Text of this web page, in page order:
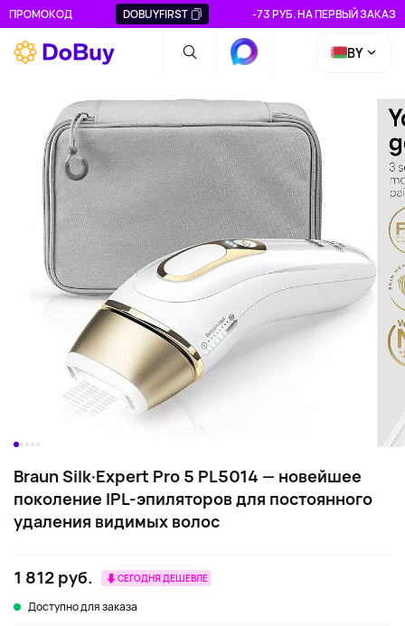
ПРОМОКОД DOBUYFIRST -73 РУБ. НА ПЕРВЫЙ ЗАКАЗ
BY
Braun Silk·Expert Pro 5 PL5014 — новейшее
поколение IPL-эпиляторов для постоянного
удаления видимых волос
1 812 руб. СЕГОДНЯ ДЕШЕВЛЕ
Доступно для заказа